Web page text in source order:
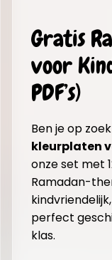
Gratis
voor
PDF’s)
Ben je op
kleurplaten
onze set met
Ramadan-
perfect
klas.